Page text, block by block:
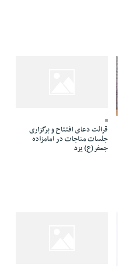
قرائت دعای افتتاح و برگزاری
جلسات مناجات در امامزاده
جعفر(ع) یزد